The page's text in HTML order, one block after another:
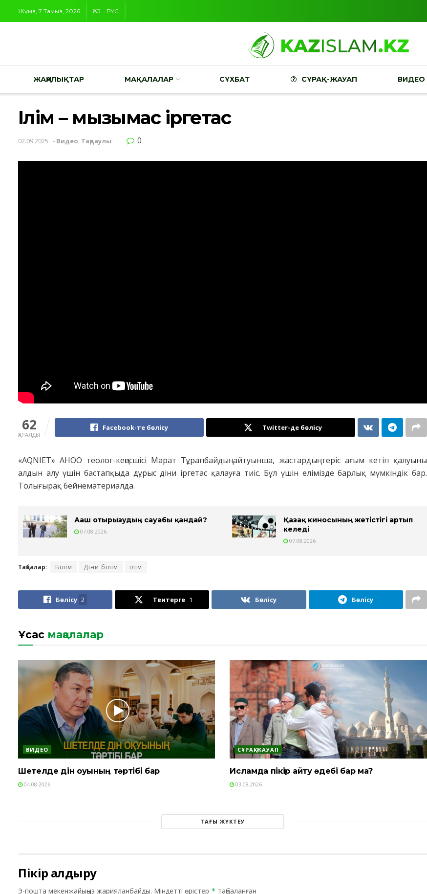
Жұма, 7 Тамыз, 2026 ҚАЗ РУС
ЖАҢАЛЫҚТАР МАҚАЛАЛАР СҰХБАТ СҰРАҚ-ЖАУАП ВИДЕО
Ілім – мызғымас іргетас
02.09.2025 - Видео, Таңдаулы 0
62
ҚАРАЛДЫ
Facebook-те бөлісу Twitter-де бөлісу
«AQNIET» АНОО теолог-кеңесшісі Марат Тұрапбайдың айтуынша, жастардың теріс ағым кетіп қалуының
алдын алу үшін бастапқыда дұрыс діни іргетас қалауға тиіс. Бұл үшін елімізде барлық мүмкіндік бар.
Толығырақ бейнематериалда.
Ағаш отырғызудың сауабы қандай?
07.08.2026
Қазақ киносының жетістігі артып
келеді
07.08.2026
Таңбалар: Білім Діни білім ілім
Бөлісу 2 Твитерге 1 Бөлісу Бөлісу
Ұқсас мақалалар
ВИДЕО
Шетелде дін оқуының тәртібі бар
04.08.2026
СҰРАҚ-ЖАУАП
Исламда пікір айту әдебі бар ма?
03.08.2026
ТАҒЫ ЖҮКТЕУ
Пікір қалдыру
Э-пошта мекенжайыңыз жарияланбайды. Міндетті өрістер * таңбаланған